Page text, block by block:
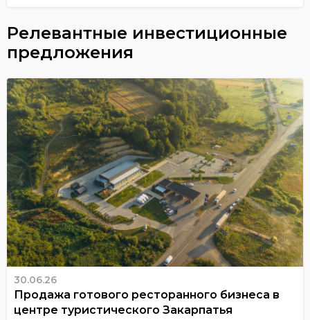
Релевантные инвестиционные
предложения
30.06.26
Продажа готового ресторанного бизнеса в
центре туристического Закарпатья